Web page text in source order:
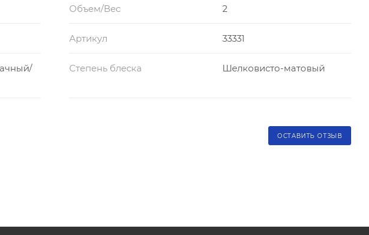
Объем/Вес 2
Артикул 33331
Степень блеска Шелковисто-матовый
ОСТАВИТЬ ОТЗЫВ